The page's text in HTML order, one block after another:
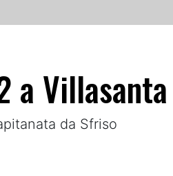
a Villasanta
da Sfriso